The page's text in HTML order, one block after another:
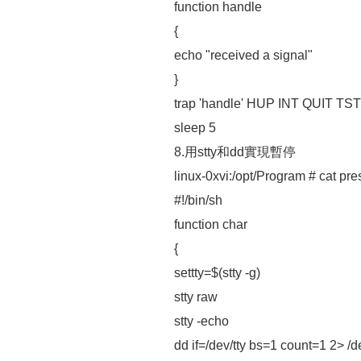
function handle
{
echo "received a signal"
}
trap 'handle' HUP INT QUIT
sleep 5
8.用stty和dd實現暫停
linux-0xvi:/opt/Program # cat
#!/bin/sh
function char
{
settty=$(stty -g)
stty raw
stty -echo
dd if=/dev/tty bs=1 count=1 2> /